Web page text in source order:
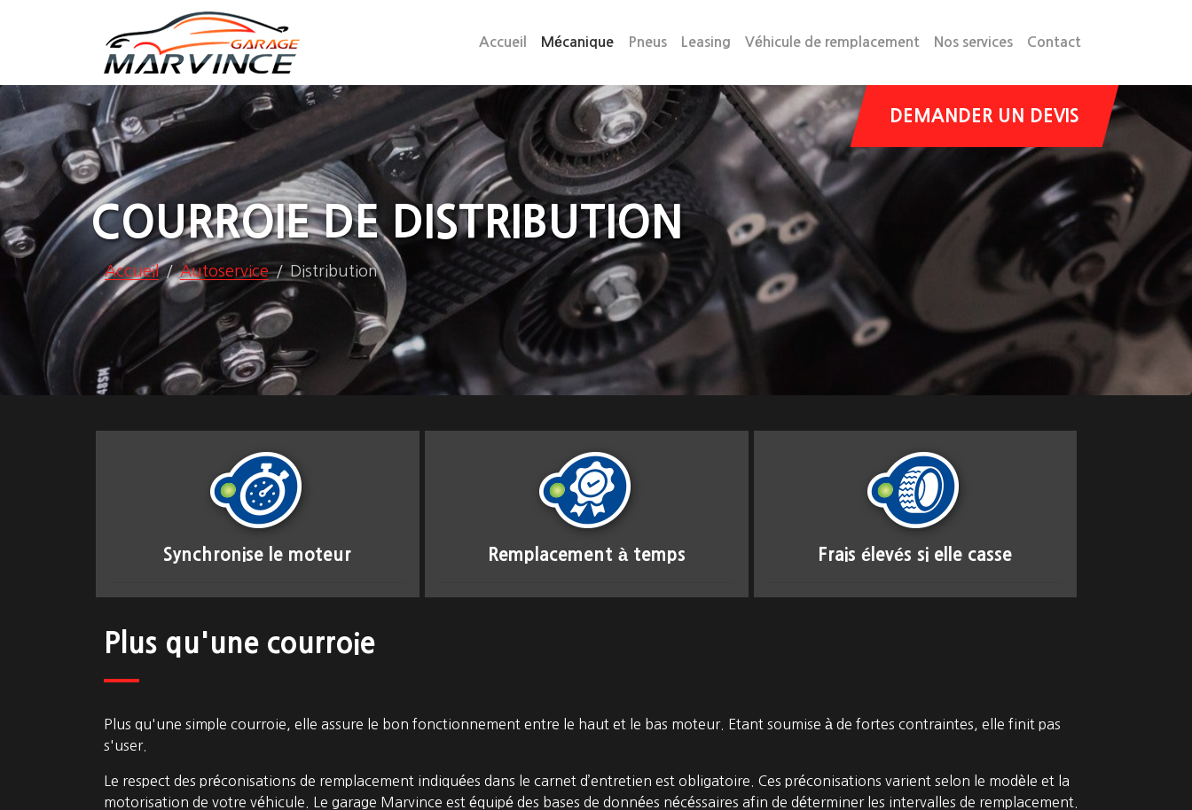
Accueil Mécanique(current)
Pneus Leasing Véhicule de remplacement Nos services Contact
DEMANDER UN DEVIS
COURROIE DE DISTRIBUTION
Accueil Autoservice Distribution
Synchronise le moteur Remplacement à temps Frais élevés si elle casse
Plus qu'une courroie
Plus qu'une simple courroie, elle assure le bon fonctionnement entre le haut et le bas moteur. Etant soumise à de fortes contraintes, elle finit pas
s'user.
Le respect des préconisations de remplacement indiquées dans le carnet d’entretien est obligatoire. Ces préconisations varient selon le modèle et la
motorisation de votre véhicule. Le garage Marvince est équipé des bases de données nécéssaires afin de déterminer les intervalles de remplacement.